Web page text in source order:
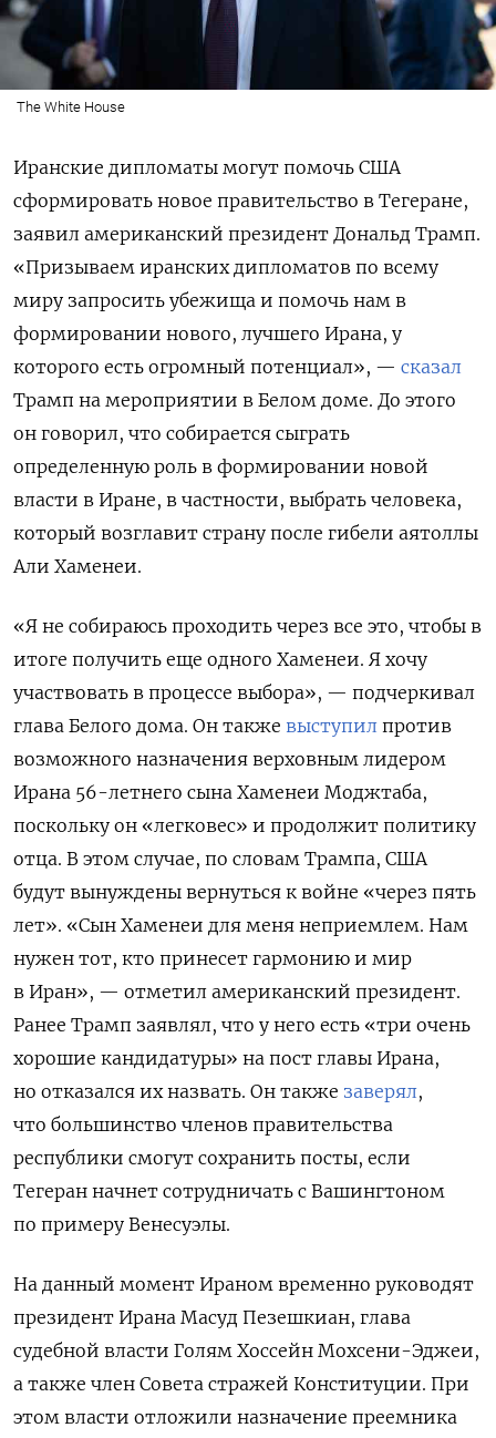
The White House
Иранские дипломаты могут помочь США
сформировать новое правительство в Тегеране,
заявил американский президент Дональд Трамп.
«Призываем иранских дипломатов по всему
миру запросить убежища и помочь нам в
формировании нового, лучшего Ирана, у
которого есть огромный потенциал», — сказал
Трамп на мероприятии в Белом доме. До этого
он говорил, что собирается сыграть
определенную роль в формировании новой
власти в Иране, в частности, выбрать человека,
который возглавит страну после гибели аятоллы
Али Хаменеи.
«Я не собираюсь проходить через все это, чтобы в
итоге получить еще одного Хаменеи. Я хочу
участвовать в процессе выбора», — подчеркивал
глава Белого дома. Он также выступил против
возможного назначения верховным лидером
Ирана 56-летнего сына Хаменеи Моджтаба,
поскольку он «легковес» и продолжит политику
отца. В этом случае, по словам Трампа, США
будут вынуждены вернуться к войне «через пять
лет». «Сын Хаменеи для меня неприемлем. Нам
нужен тот, кто принесет гармонию и мир
в Иран», — отметил американский президент.
Ранее Трамп заявлял, что у него есть «три очень
хорошие кандидатуры» на пост главы Ирана,
но отказался их назвать. Он также заверял,
что большинство членов правительства
республики смогут сохранить посты, если
Тегеран начнет сотрудничать с Вашингтоном
по примеру Венесуэлы.
На данный момент Ираном временно руководят
президент Ирана Масуд Пезешкиан, глава
судебной власти Голям Хоссейн Мохсени-Эджеи,
а также член Совета стражей Конституции. При
этом власти отложили назначение преемника